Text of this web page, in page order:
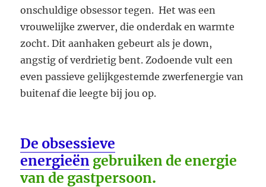
onschuldige obsessor tegen. Het was een
vrouwelijke zwerver, die onderdak en warmte
zocht. Dit aanhaken gebeurt als je down,
angstig of verdrietig bent. Zodoende vult een
even passieve gelijkgestemde zwerfenergie van
buitenaf die leegte bij jou op.
De obsessieve
energieën gebruiken de energie
van de gastpersoon.